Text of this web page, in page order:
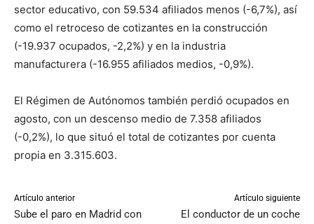
sector educativo, con 59.534 afiliados menos (-6,7%), así
como el retroceso de cotizantes en la construcción
(-19.937 ocupados, -2,2%) y en la industria
manufacturera (-16.955 afiliados medios, -0,9%).
El Régimen de Autónomos también perdió ocupados en
agosto, con un descenso medio de 7.358 afiliados
(-0,2%), lo que situó el total de cotizantes por cuenta
propia en 3.315.603.
Artículo anterior
Sube el paro en Madrid con
Artículo siguiente
El conductor de un coche